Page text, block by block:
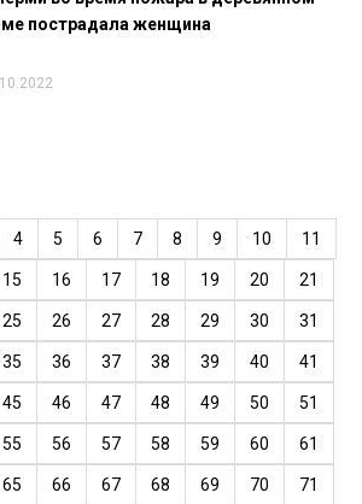
пострадала женщина
4 5 6 7 8 9 10 11
15 16 17 18 19 20 21
25 26 27 28 29 30 31
35 36 37 38 39 40 41
45 46 47 48 49 50 51
55 56 57 58 59 60 61
65 66 67 68 69 70 71